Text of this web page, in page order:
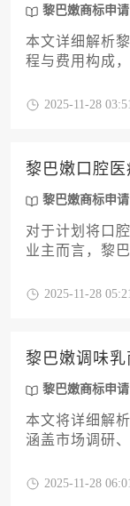
效、稳妥地完
黎巴嫩商标申请
本文详细解析
程与费用构成
体，提供实操
场。
2025-11-28
黎巴嫩口腔
黎巴嫩商标申请
对于计划将口
业主而言，黎
入的合规性与
算规划与风险
份全面、专业
2025-11-28
黎巴嫩调味
黎巴嫩商标申请
本文将详细解
涵盖市场调研
管群体，提供
2025-11-28